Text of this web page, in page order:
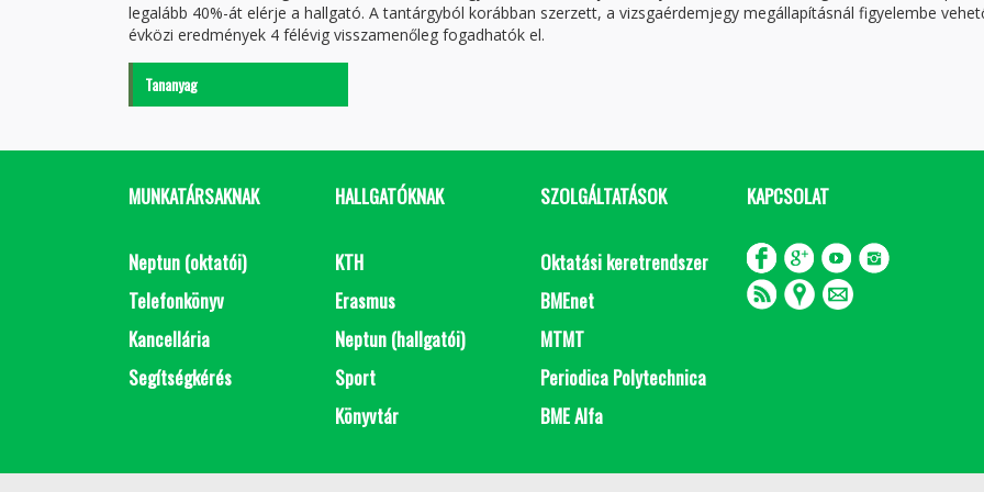
legalább 40%-át elérje a hallgató. A tantárgyból korábban szerzett, a vizsgaérdemjegy megállapításnál figyelembe
évközi eredmények 4 félévig visszamenőleg fogadhatók el.
Tananyag
MUNKATÁRSAKNAK
Neptun (oktatói)
Telefonkönyv
Kancellária
Segítségkérés
HALLGATÓKNAK
KTH
Erasmus
Neptun (hallgatói)
Sport
Könyvtár
SZOLGÁLTATÁSOK
Oktatási keretrendszer
BMEnet
MTMT
Periodica Polytechnica
BME Alfa
KAPCSOLAT